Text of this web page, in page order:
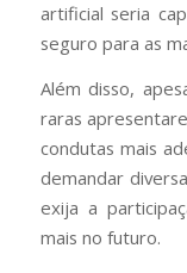
artificial seria
seguro para as
Além disso,
raras
condutas mais
demandar
exija a
mais no futuro.